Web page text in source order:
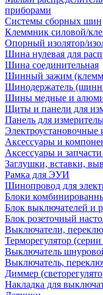
приборами
Системы сборных шин
Клеммник силовой/
Опорный изолятор/
Шина нулевая для
Шина соединительная
Шинный зажим
Шинодержатель
Шины медные и
Щиты и панели для
Панель для
Электроустановочные
Аксессуары и
Аксессуары и
Заглушки, вставки,
Рамка для ЭУИ
Шинопровод для
Блоки
Блок выключателей и
Блок розеточный
Выключатели,
Терморегулятор
Выключатель
Выключатель,
Диммер
Накладка для